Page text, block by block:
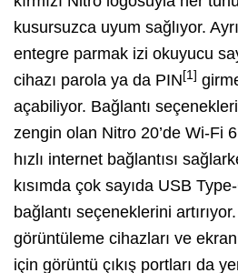
kusursuzca uyum sağlıyor.
entegre parmak izi okuyucu
cihazı parola ya da PIN [1]
açabiliyor. Bağlantı
zengin olan Nitro 20’de Wi-Fi
hızlı internet bağlantısı
kısımda çok sayıda USB
bağlantı seçeneklerini
görüntüleme cihazları ve
için görüntü çıkış portları da